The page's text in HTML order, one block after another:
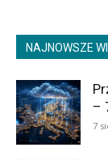
NAJNOWSZE
–
7